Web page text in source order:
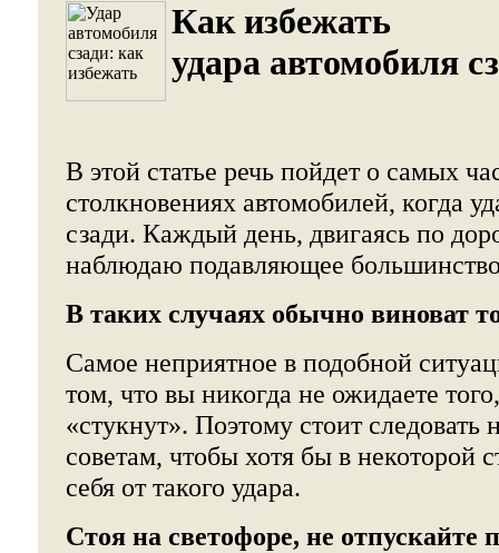
Как избежать
удара автомобиля
В этой статье речь пойдет о самых
столкновениях автомобилей, когда
сзади. Каждый день, двигаясь по
наблюдаю подавляющее
В таких случаях обычно виноват
Самое неприятное в подобной
том, что вы никогда не ожидаете
«стукнут». Поэтому стоит
советам, чтобы хотя бы в некоторой
себя от такого удара.
Стоя на светофоре, не отпускайте